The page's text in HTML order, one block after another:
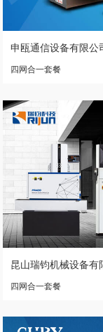
申瓯通信设备有限公
四网合一套餐
昆山瑞钧机械设备有
四网合一套餐